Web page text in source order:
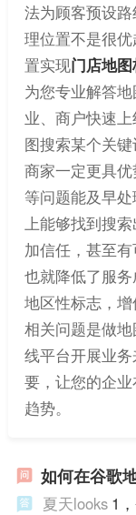
法为顾客预设
理位置不是很
置实现门店地
为您专业解答
业、商户快速
图搜索某个关
商家一定更具
等问题能及早
上能够找到搜
加信任，甚至
也就降低了服
地区性标志，
相关问题是做
线平台开展业
要，让您的企
趋势。
如何在谷歌
夏天looks 1